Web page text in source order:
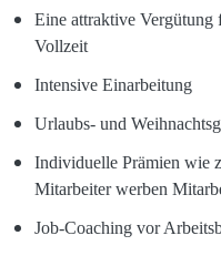
Eine attraktive Vergütung
Vollzeit
Intensive Einarbeitung
Urlaubs- und
Individuelle Prämien wie
Mitarbeiter werben
Job-Coaching vor